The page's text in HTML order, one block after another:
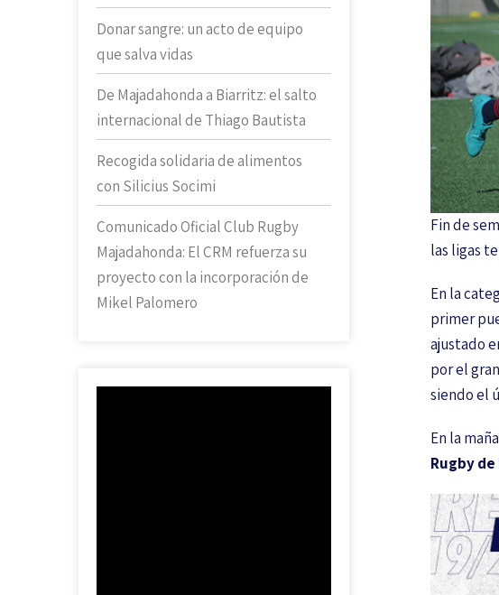
Fin de
las ligas
En la
primer
ajustado
por el
siendo el
En la
Rugby
Donar sangre: un acto de equipo
que salva vidas
De Majadahonda a Biarritz: el salto
internacional de Thiago Bautista
Recogida solidaria de alimentos
con Silicius Socimi
Comunicado Oficial Club Rugby
Majadahonda: El CRM refuerza su
proyecto con la incorporación de
Mikel Palomero